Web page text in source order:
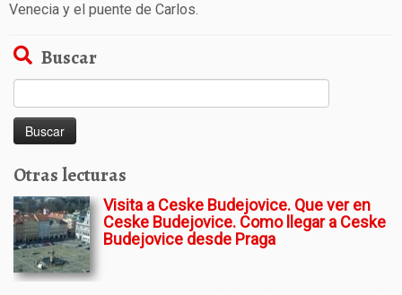
Venecia y el puente de Carlos.
Buscar
Otras lecturas
Visita a Ceske Budejovice. Que ver en
Ceske Budejovice. Como llegar a Ceske
Budejovice desde Praga